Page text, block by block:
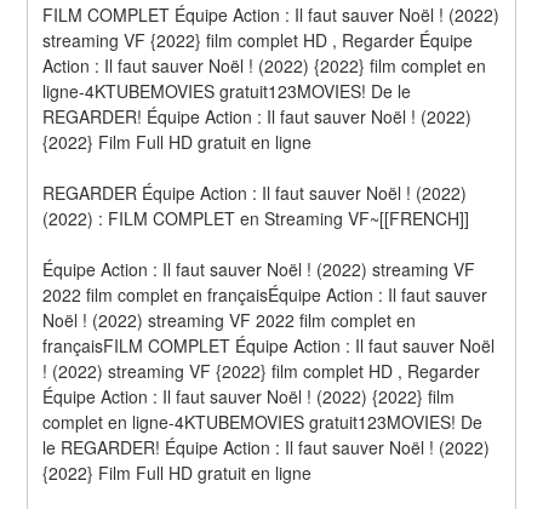
FILM COMPLET Équipe Action : Il faut sauver Noël ! (2022)
streaming VF {2022} film complet HD , Regarder Équipe
Action : Il faut sauver Noël ! (2022) {2022} film complet en
ligne-4KTUBEMOVIES gratuit123MOVIES! De le
REGARDER! Équipe Action : Il faut sauver Noël ! (2022)
{2022} Film Full HD gratuit en ligne
REGARDER Équipe Action : Il faut sauver Noël ! (2022)
(2022) : FILM COMPLET en Streaming VF~[[FRENCH]]
Équipe Action : Il faut sauver Noël ! (2022) streaming VF
2022 film complet en françaisÉquipe Action : Il faut sauver
Noël ! (2022) streaming VF 2022 film complet en
françaisFILM COMPLET Équipe Action : Il faut sauver Noël
! (2022) streaming VF {2022} film complet HD , Regarder
Équipe Action : Il faut sauver Noël ! (2022) {2022} film
complet en ligne-4KTUBEMOVIES gratuit123MOVIES! De
le REGARDER! Équipe Action : Il faut sauver Noël ! (2022)
{2022} Film Full HD gratuit en ligne